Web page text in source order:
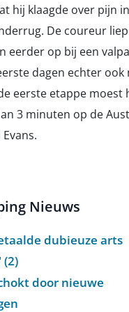
hij klaagde over pijn
De coureur
eerder op bij een
dagen echter ook
eerste etappe moest
3 minuten op de
Nieuws
dubieuze arts
(2)
door nieuwe